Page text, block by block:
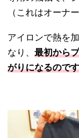
（これはオーナ
アイロンで熱を
なり、 最初から
がりになるのです